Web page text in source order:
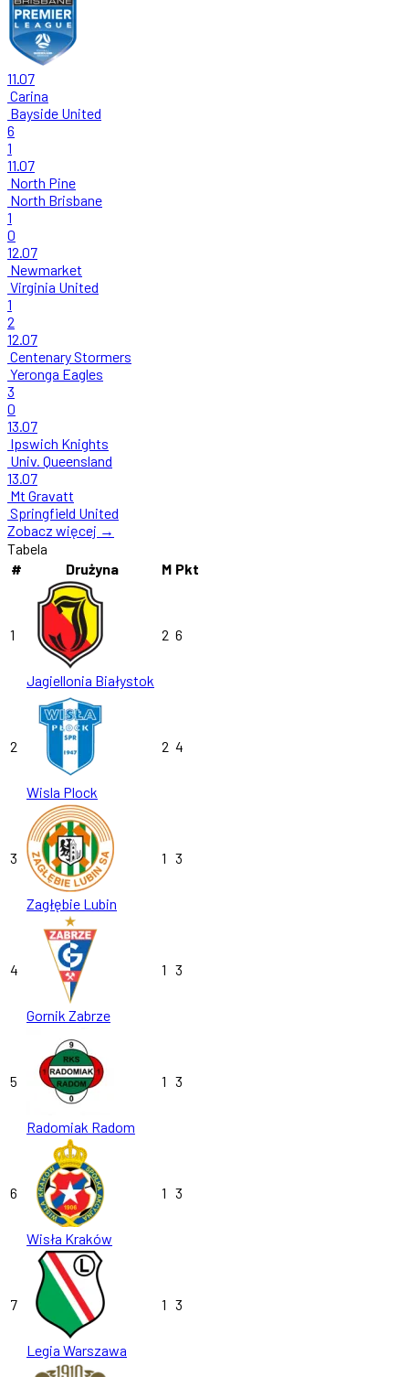
11.07
Carina
Bayside United
6
1
11.07
North Pine
North Brisbane
1
0
12.07
Newmarket
Virginia United
1
2
12.07
Centenary Stormers
Yeronga Eagles
3
0
13.07
Ipswich Knights
Univ. Queensland
13.07
Mt Gravatt
Springfield United
Zobacz więcej →
Tabela
#
Drużyna M Pkt
1
Jagiellonia Białystok
2 6
2
Wisla Plock
2 4
3
Zagłębie Lubin
1 3
4
Gornik Zabrze
1 3
5
Radomiak Radom
1 3
6
Wisła Kraków
1 3
7
Legia Warszawa
1 3